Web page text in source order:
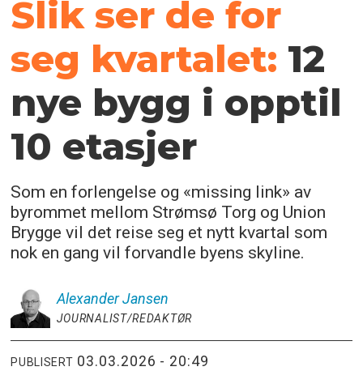
Slik ser de for
seg kvartalet: 12
nye bygg i opptil
10 etasjer
Som en forlengelse og «missing link» av
byrommet mellom Strømsø Torg og Union
Brygge vil det reise seg et nytt kvartal som
nok en gang vil forvandle byens skyline.
Alexander Jansen
JOURNALIST/REDAKTØR
PUBLISERT 03.03.2026 - 20:49